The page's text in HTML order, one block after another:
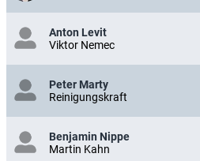
Anton Levit
Viktor Nemec
Peter Marty
Reinigungskraft
Benjamin Nippe
Martin Kahn